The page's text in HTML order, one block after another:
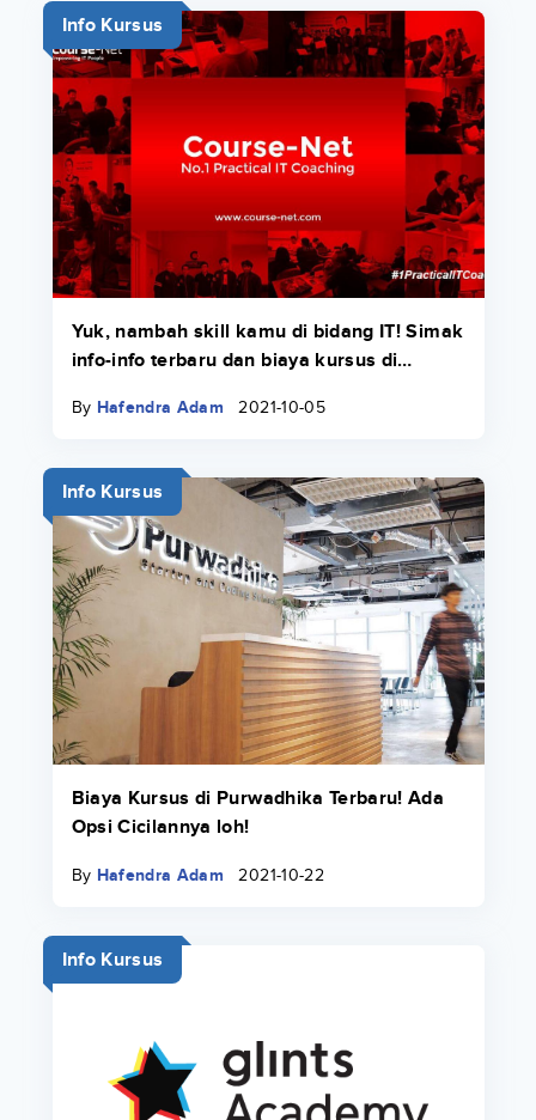
Info Kursus
Yuk, nambah skill kamu di bidang IT! Simak
info-info terbaru dan biaya kursus di
By Hafendra Adam 2021-10-05
Info Kursus
Biaya Kursus di Purwadhika Terbaru! Ada
Opsi Cicilannya loh!
By Hafendra Adam 2021-10-22
Info Kursus